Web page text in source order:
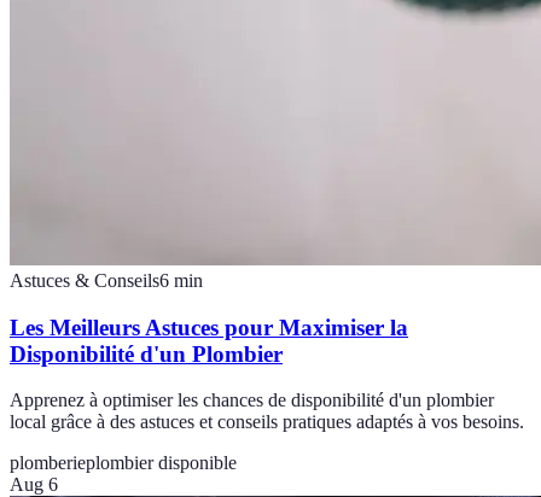
Astuces & Conseils6 min
Les Meilleurs Astuces pour Maximiser la
Disponibilité d'un Plombier
Apprenez à optimiser les chances de disponibilité d'un plombier
local grâce à des astuces et conseils pratiques adaptés à vos besoins.
plomberieplombier disponible
Aug 6